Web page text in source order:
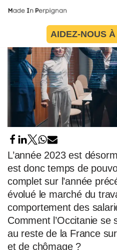
contenu
AIDEZ-NOUS
L’année 2023 est
est donc temps de
complet sur l’année
évolué le marché du
comportement des
Comment l’Occitanie
au reste de la France
et de chômage ?